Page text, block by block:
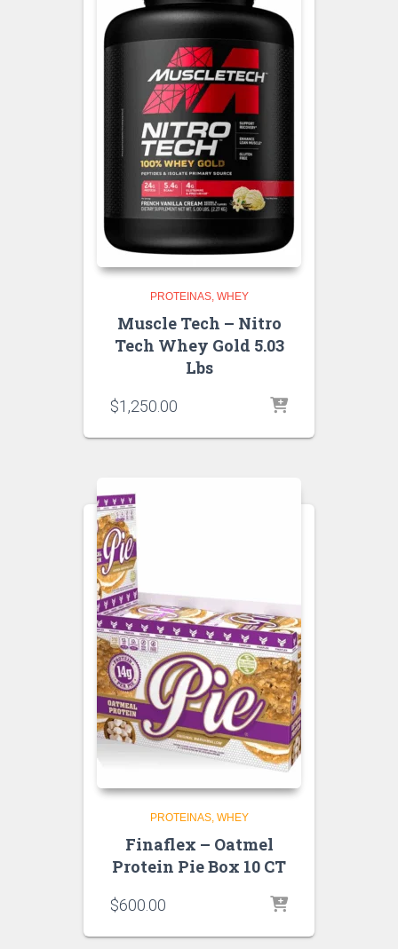
PROTEINAS WHEY
Muscle Tech – Nitro
Tech Whey Gold 5.03
Lbs
$1,250.00
PROTEINAS WHEY
Finaflex – Oatmel
Protein Pie Box 10 CT
$600.00